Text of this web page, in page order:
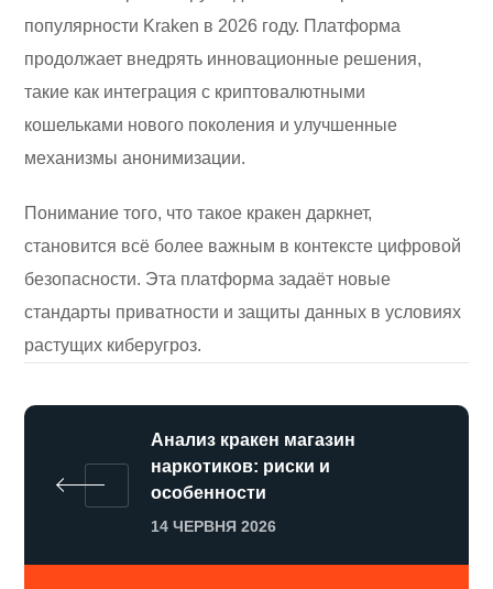
популярности Kraken в 2026 году. Платформа
продолжает внедрять инновационные решения,
такие как интеграция с криптовалютными
кошельками нового поколения и улучшенные
механизмы анонимизации.
Понимание того, что такое кракен даркнет,
становится всё более важным в контексте цифровой
безопасности. Эта платформа задаёт новые
стандарты приватности и защиты данных в условиях
растущих киберугроз.
Анализ кракен магазин
наркотиков: риски и
особенности
14 ЧЕРВНЯ 2026